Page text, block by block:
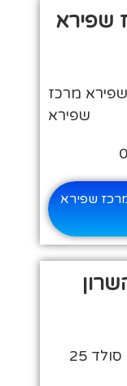
שפירא
מרכז
שפירא
שפירא
25